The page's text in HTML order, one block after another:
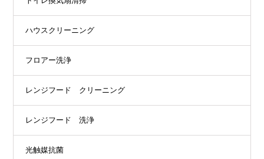
ハウスクリーニング
フロアー洗浄
レンジフード クリーニング
レンジフード 洗浄
光触媒抗菌